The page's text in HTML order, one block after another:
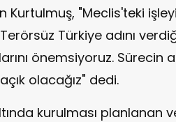
Kurtulmuş, "Meclis'teki
Türkiye adını
önemsiyoruz. Sürecin
olacağız" dedi.
kurulması planlanan